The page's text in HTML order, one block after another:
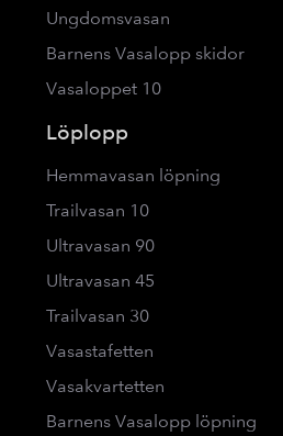
Ungdomsvasan
Barnens Vasalopp skidor
Vasaloppet 10
Löplopp
Hemmavasan löpning
Trailvasan 10
Ultravasan 90
Ultravasan 45
Trailvasan 30
Vasastafetten
Vasakvartetten
Barnens Vasalopp löpning